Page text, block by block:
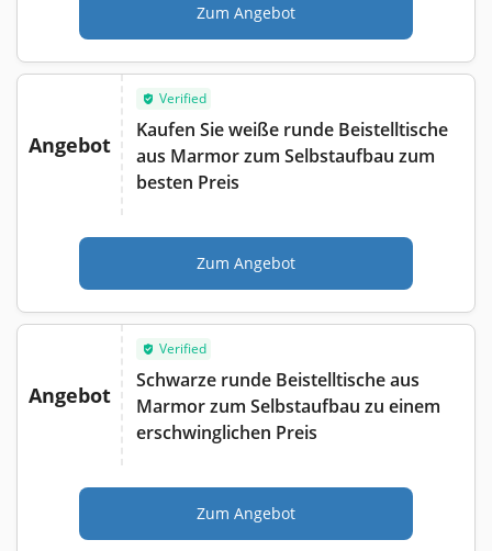
Zum Angebot
Angebot
Verified
Kaufen Sie weiße runde Beistelltische
aus Marmor zum Selbstaufbau zum
besten Preis
Zum Angebot
Angebot
Verified
Schwarze runde Beistelltische aus
Marmor zum Selbstaufbau zu einem
erschwinglichen Preis
Zum Angebot